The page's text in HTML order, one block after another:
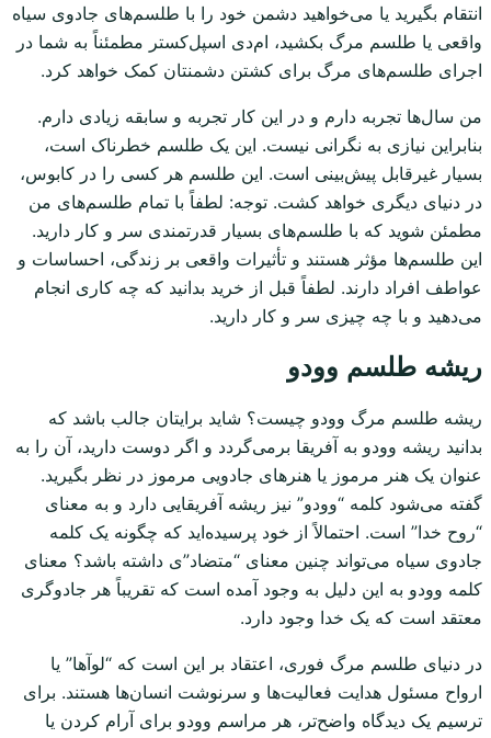
انتقام بگیرید یا می‌خواهید دشمن خود را با طلسم‌های جادوی سیاه
واقعی یا طلسم مرگ بکشید، ام‌دی اسپل‌کستر مطمئناً به شما در
اجرای طلسم‌های مرگ برای کشتن دشمنتان کمک خواهد کرد.
من سال‌ها تجربه دارم و در این کار تجربه و سابقه زیادی دارم.
بنابراین نیازی به نگرانی نیست. این یک طلسم خطرناک است،
بسیار غیرقابل پیش‌بینی است. این طلسم هر کسی را در کابوس،
در دنیای دیگری خواهد کشت. توجه: لطفاً با تمام طلسم‌های من
مطمئن شوید که با طلسم‌های بسیار قدرتمندی سر و کار دارید.
این طلسم‌ها مؤثر هستند و تأثیرات واقعی بر زندگی، احساسات و
عواطف افراد دارند. لطفاً قبل از خرید بدانید که چه کاری انجام
می‌دهید و با چه چیزی سر و کار دارید.
ریشه طلسم وودو
ریشه طلسم مرگ وودو چیست؟ شاید برایتان جالب باشد که
بدانید ریشه وودو به آفریقا برمی‌گردد و اگر دوست دارید، آن را به
عنوان یک هنر مرموز یا هنرهای جادویی مرموز در نظر بگیرید.
گفته می‌شود کلمه “وودو” نیز ریشه آفریقایی دارد و به معنای
“روح خدا” است. احتمالاً از خود پرسیده‌اید که چگونه یک کلمه
جادوی سیاه می‌تواند چنین معنای “متضاد”ی داشته باشد؟ معنای
کلمه وودو به این دلیل به وجود آمده است که تقریباً هر جادوگری
معتقد است که یک خدا وجود دارد.
در دنیای طلسم مرگ فوری، اعتقاد بر این است که “لوآها” یا
ارواح مسئول هدایت فعالیت‌ها و سرنوشت انسان‌ها هستند. برای
ترسیم یک دیدگاه واضح‌تر، هر مراسم وودو برای آرام کردن یا